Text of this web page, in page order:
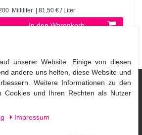
Milliliter | 81,50 € / Liter
In den Warenkorb
unserer Website. Einige von diesen
andere uns helfen, diese Website und
Weitere Informationen zu den
Cookies und Ihren Rechten als Nutzer
Impressum